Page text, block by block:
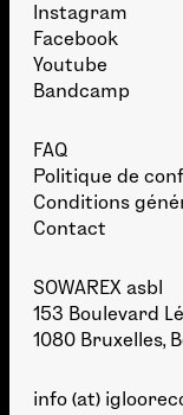
Instagram
Facebook
Youtube
Bandcamp
FAQ
Politique de
Conditions
Contact
SOWAREX asbl
153 Boulevard
1080 Bruxelles,
info (at)